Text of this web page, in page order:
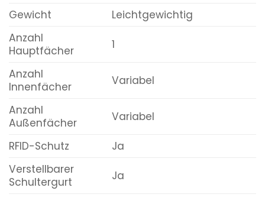
Gewicht
Leichtgewichtig
Anzahl
Hauptfächer
1
Anzahl
Innenfächer
Variabel
Anzahl
Außenfächer
Variabel
RFID-Schutz
Ja
Verstellbarer
Schultergurt
Ja